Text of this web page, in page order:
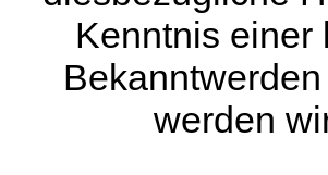
Kenntnis einer
werden